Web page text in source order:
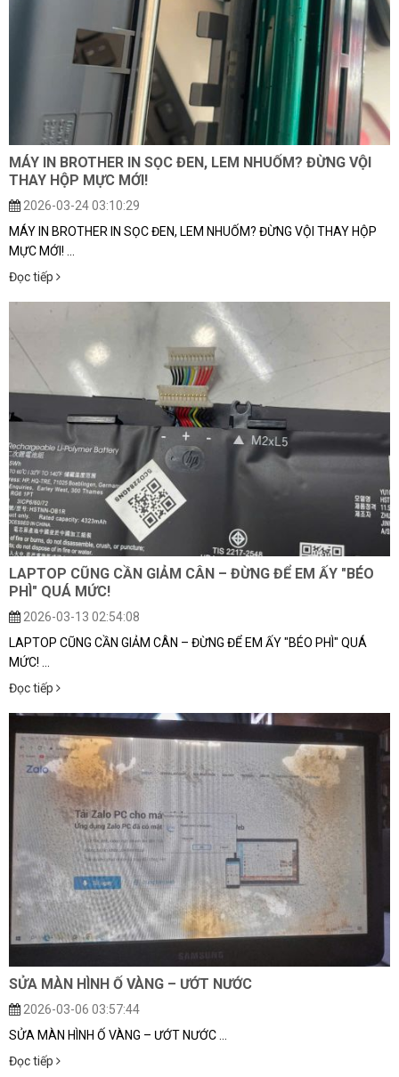
MÁY IN BROTHER IN SỌC ĐEN, LEM NHUỐM? ĐỪNG VỘI
THAY HỘP MỰC MỚI!
2026-03-24 03:10:29
MÁY IN BROTHER IN SỌC ĐEN, LEM NHUỐM? ĐỪNG VỘI THAY HỘP
MỰC MỚI! ...
Đọc tiếp
LAPTOP CŨNG CẦN GIẢM CÂN – ĐỪNG ĐỂ EM ẤY "BÉO
PHÌ" QUÁ MỨC!
2026-03-13 02:54:08
LAPTOP CŨNG CẦN GIẢM CÂN – ĐỪNG ĐỂ EM ẤY "BÉO PHÌ" QUÁ
MỨC! ...
Đọc tiếp
SỬA MÀN HÌNH Ố VÀNG – ƯỚT NƯỚC
2026-03-06 03:57:44
SỬA MÀN HÌNH Ố VÀNG – ƯỚT NƯỚC ...
Đọc tiếp